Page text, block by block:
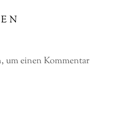
um einen Kommentar